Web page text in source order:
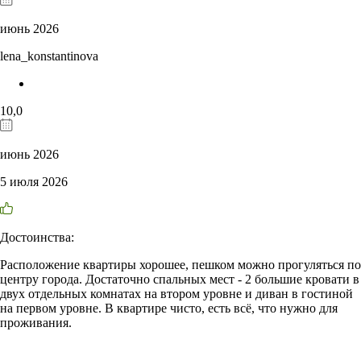
июнь 2026
lena_konstantinova
10,0
июнь 2026
5 июля 2026
Достоинства:
Расположение квартиры хорошее, пешком можно прогуляться по
центру города. Достаточно спальных мест - 2 большие кровати в
двух отдельных комнатах на втором уровне и диван в гостиной
на первом уровне. В квартире чисто, есть всё, что нужно для
проживания.